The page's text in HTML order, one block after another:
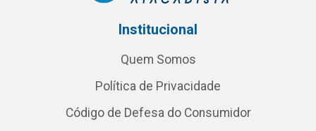
Institucional
Quem Somos
Política de Privacidade
Código de Defesa do Consumidor